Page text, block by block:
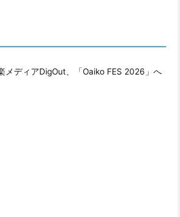
メディアDigOut、「Oaiko FES 2026」へ